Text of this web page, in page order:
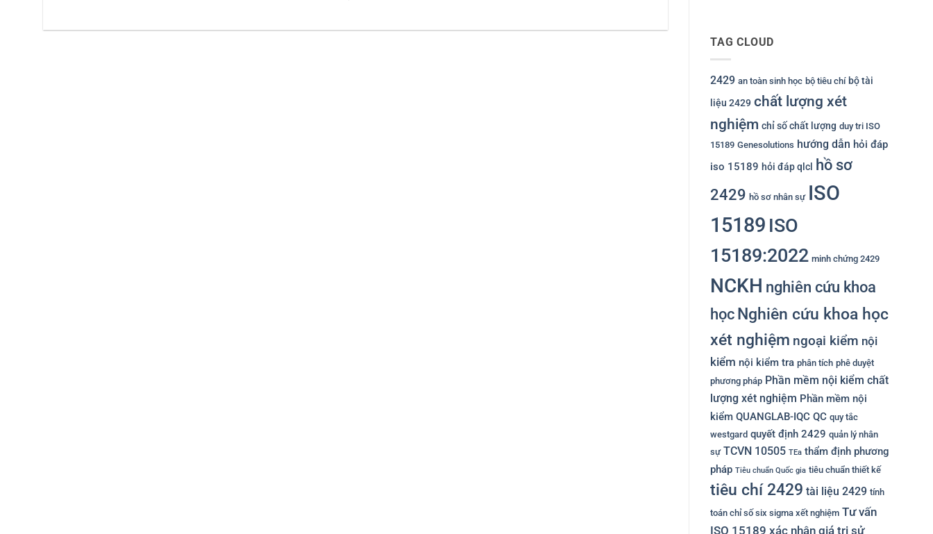
TAG CLOUD
2429 an toàn sinh học bộ tiêu chí bộ tài
liệu 2429 chất lượng xét
nghiệm chỉ số chất lượng duy tri ISO
15189 Genesolutions hướng dẫn hỏi đáp
iso 15189 hỏi đáp qlcl
hồ sơ
2429 hồ sơ nhân sự ISO
15189 ISO
15189:2022 minh chứng 2429
NCKH nghiên cứu khoa
học Nghiên cứu khoa học
xét nghiệm ngoại kiểm nội
kiểm nội kiểm tra phân tích phê duyệt
phương pháp Phần mềm nội kiểm chất
lượng xét nghiệm Phần mềm nội
kiểm QUANGLAB-IQC QC quy tắc
westgard quyết định 2429 quản lý nhân
sự TCVN 10505 TEa thẩm định phương
pháp Tiêu chuẩn Quốc gia tiêu chuẩn thiết kế
tiêu chí 2429 tài liệu 2429 tính
toán chỉ số six sigma xết nghiệm Tư vấn
ISO 15189 xác nhận giá trị sử